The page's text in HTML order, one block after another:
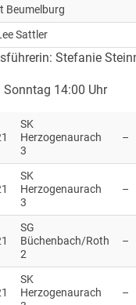
Beumelburg
Sattler
Stefanie
14:00 Uhr
SK
Herzogenaurach
3
–
SK
Herzogenaurach
3
–
SG
Büchenbach/Roth
2
–
SK
Herzogenaurach
–